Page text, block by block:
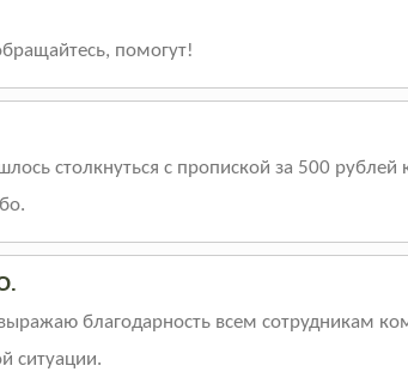
помогут!
столкнуться с пропиской за 500
благодарность всем сотрудникам
ситуации.